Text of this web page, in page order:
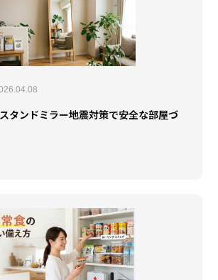
タンドミラー地震対策で安全な部屋づ